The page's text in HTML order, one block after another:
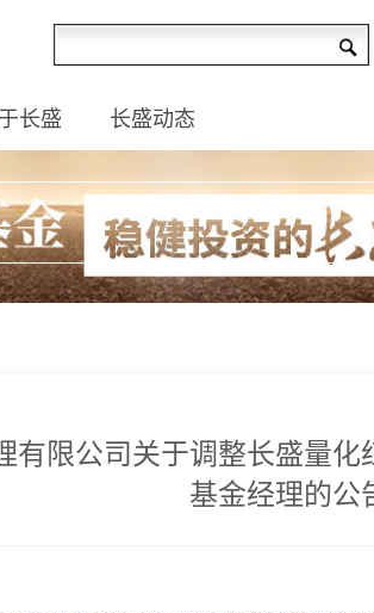
长盛 长盛动态
有限公司关于调整长盛量
基金经理的公